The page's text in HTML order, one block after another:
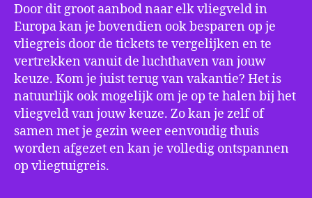
Door dit groot aanbod naar elk vliegveld in
Europa kan je bovendien ook besparen op je
vliegreis door de tickets te vergelijken en te
vertrekken vanuit de luchthaven van jouw
keuze. Kom je juist terug van vakantie? Het is
natuurlijk ook mogelijk om je op te halen bij het
vliegveld van jouw keuze. Zo kan je zelf of
samen met je gezin weer eenvoudig thuis
worden afgezet en kan je volledig ontspannen
op vliegtuigreis.